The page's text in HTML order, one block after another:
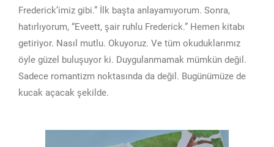
Frederick’imiz gibi.” İlk başta anlayamıyorum. Sonra,
hatırlıyorum, “Eveett, şair ruhlu Frederick.” Hemen kitabı
getiriyor. Nasıl mutlu. Okuyoruz. Ve tüm okuduklarımız
öyle güzel buluşuyor ki. Duygulanmamak mümkün değil.
Sadece romantizm noktasında da değil. Bugünümüze de
kucak açacak şekilde.